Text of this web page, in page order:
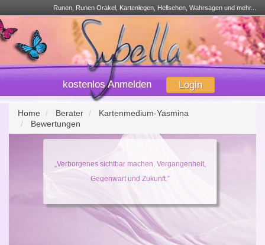
Runen, Runen Orakel, Kartenlegen, Hellsehen, Wahrsagen und mehr...
kostenlos Anmelden Login
Home Berater
Kartenmedium-Yasmina
Bewertungen
„Verborgenes sichtbar machen. Vergangenheit,
Gegenwart und Zukunft.”